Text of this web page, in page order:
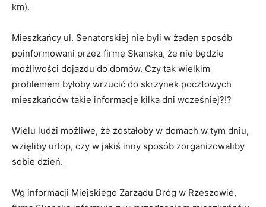
km).
Mieszkańcy ul. Senatorskiej nie byli w żaden sposób
poinformowani przez firmę Skanska, że nie będzie
możliwości dojazdu do domów. Czy tak wielkim
problemem byłoby wrzucić do skrzynek pocztowych
mieszkańców takie informacje kilka dni wcześniej?!?
Wielu ludzi możliwe, że zostałoby w domach w tym dniu,
wzięliby urlop, czy w jakiś inny sposób zorganizowaliby
sobie dzień.
Wg informacji Miejskiego Zarządu Dróg w Rzeszowie,